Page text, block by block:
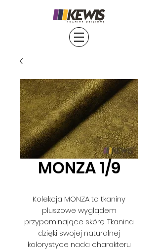
MONZA 1/9
Kolekcja MONZA to tkaniny
pluszowe wyglądem
przypominające skórę. Tkanina
dzięki swojej naturalnej
kolorystyce nada charakteru